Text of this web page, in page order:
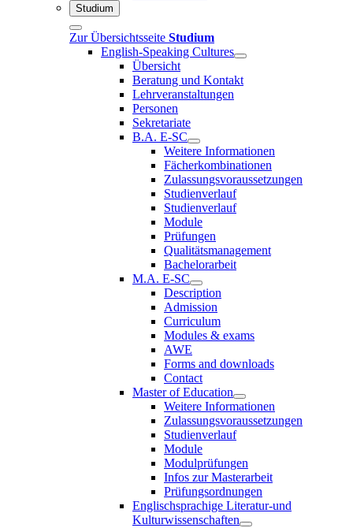
Studium
Zur Übersichtsseite Studium
English-Speaking Cultures
Übersicht
Beratung und Kontakt
Lehrveranstaltungen
Personen
Sekretariate
B.A. E-SC
Weitere Informationen
Fächerkombinationen
Zulassungsvoraussetzungen
Studienverlauf
Studienverlauf
Module
Prüfungen
Qualitätsmanagement
Bachelorarbeit
M.A. E-SC
Description
Admission
Curriculum
Modules & exams
AWE
Forms and downloads
Contact
Master of Education
Weitere Informationen
Zulassungsvoraussetzungen
Studienverlauf
Module
Modulprüfungen
Infos zur Masterarbeit
Prüfungsordnungen
Englischsprachige Literatur-und
Kulturwissenschaften